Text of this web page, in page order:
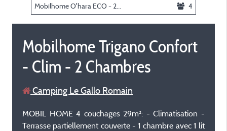
4
Mobilhome Trigano Confort
- Clim - 2 Chambres
Camping Le Gallo Romain
MOBIL HOME 4 couchages 29m²: - Climatisation -
Terrasse partiellement couverte - 1 chambre avec 1 lit